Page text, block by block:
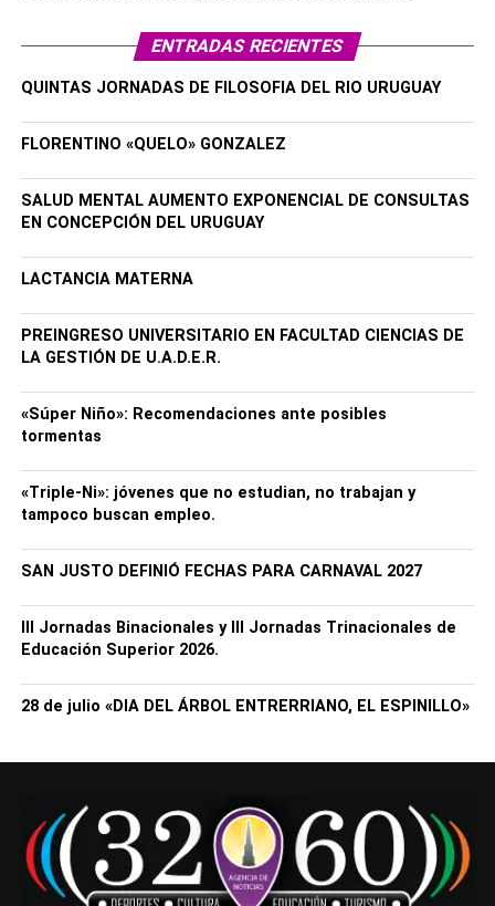
ENTRADAS RECIENTES
QUINTAS JORNADAS DE FILOSOFIA DEL RIO URUGUAY
FLORENTINO «QUELO» GONZALEZ
SALUD MENTAL AUMENTO EXPONENCIAL DE CONSULTAS
EN CONCEPCIÓN DEL URUGUAY
LACTANCIA MATERNA
PREINGRESO UNIVERSITARIO EN FACULTAD CIENCIAS DE
LA GESTIÓN DE U.A.D.E.R.
«Súper Niño»: Recomendaciones ante posibles
tormentas
«Triple-Ni»: jóvenes que no estudian, no trabajan y
tampoco buscan empleo.
SAN JUSTO DEFINIÓ FECHAS PARA CARNAVAL 2027
III Jornadas Binacionales y III Jornadas Trinacionales de
Educación Superior 2026.
28 de julio «DIA DEL ÁRBOL ENTRERRIANO, EL ESPINILLO»